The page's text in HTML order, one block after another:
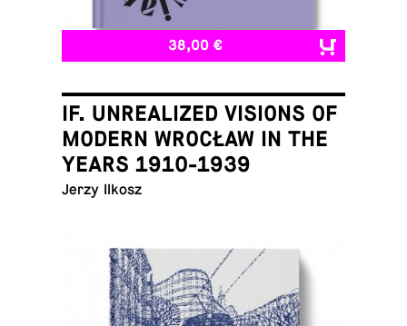
38,00 €
IF. UNREALIZED VISIONS OF
MODERN WROCŁAW IN THE
YEARS 1910-1939
Jerzy Ilkosz